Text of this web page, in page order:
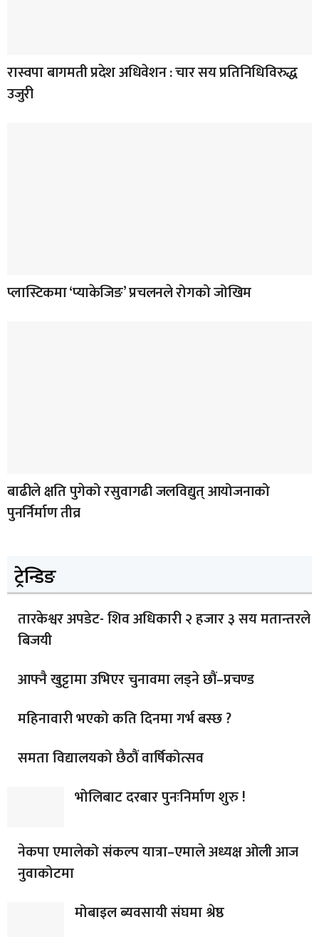
रास्वपा बागमती प्रदेश अधिवेशन : चार सय प्रतिनिधिविरुद्ध
उजुरी
प्लास्टिकमा ‘प्याकेजिङ’ प्रचलनले रोगको जोखिम
बाढीले क्षति पुगेको रसुवागढी जलविद्युत् आयोजनाको
पुनर्निर्माण तीव्र
ट्रेन्डिङ
तारकेश्वर अपडेट- शिव अधिकारी २ हजार ३ सय मतान्तरले
बिजयी
आफ्नै खुट्टामा उभिएर चुनावमा लड्ने छौं–प्रचण्ड
महिनावारी भएको कति दिनमा गर्भ बस्छ ?
समता विद्यालयको छैठौं वार्षिकोत्सव
भोलिबाट दरबार पुनःनिर्माण शुरु !
नेकपा एमालेको संकल्प यात्रा–एमाले अध्यक्ष ओली आज
नुवाकोटमा
मोबाइल ब्यवसायी संघमा श्रेष्ठ